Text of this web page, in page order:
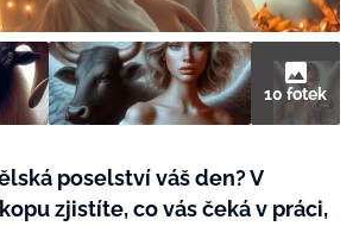
SADA PRODUKTŮ MANA (10 ks)
10 fotek
poselství váš den? V
zjistíte, co vás čeká v práci,